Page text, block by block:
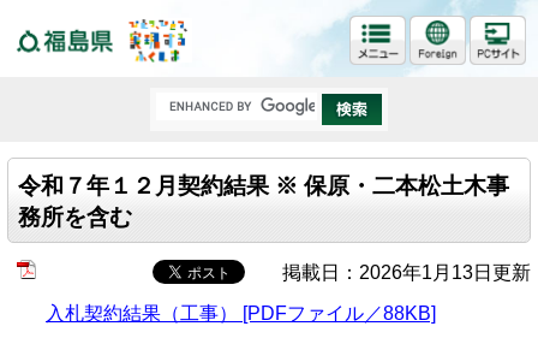
令和７年１２月契約結果 ※ 保原・二本松土木事
務所を含む
掲載日：2026年1月13日更新
入札契約結果（工事） [PDFファイル／88KB]